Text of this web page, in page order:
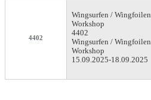
4402
Wingsurfen / Wingfoilen
Workshop
4402
Wingsurfen / Wingfoilen
Workshop
15.09.2025-18.09.2025